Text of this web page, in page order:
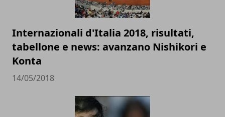
Internazionali d'Italia 2018, risultati,
tabellone e news: avanzano Nishikori e
Konta
14/05/2018